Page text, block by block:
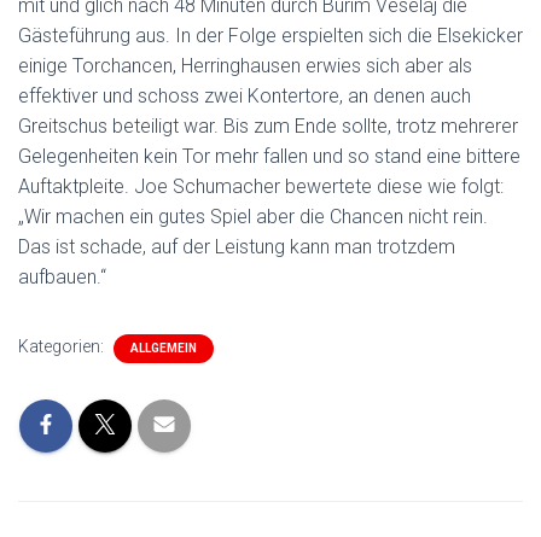
mit und glich nach 48 Minuten durch Burim Veselaj die
Gästeführung aus. In der Folge erspielten sich die Elsekicker
einige Torchancen, Herringhausen erwies sich aber als
effektiver und schoss zwei Kontertore, an denen auch
Greitschus beteiligt war. Bis zum Ende sollte, trotz mehrerer
Gelegenheiten kein Tor mehr fallen und so stand eine bittere
Auftaktpleite. Joe Schumacher bewertete diese wie folgt:
„Wir machen ein gutes Spiel aber die Chancen nicht rein.
Das ist schade, auf der Leistung kann man trotzdem
aufbauen.“
Kategorien: ALLGEMEIN